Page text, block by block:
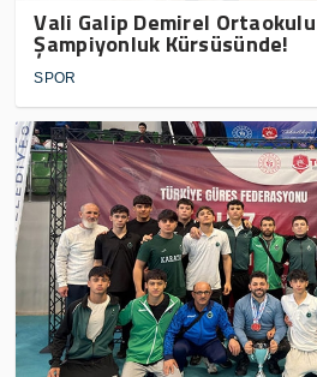
Vali Galip Demirel
Şampiyonluk Kürsüsünde!
SPOR